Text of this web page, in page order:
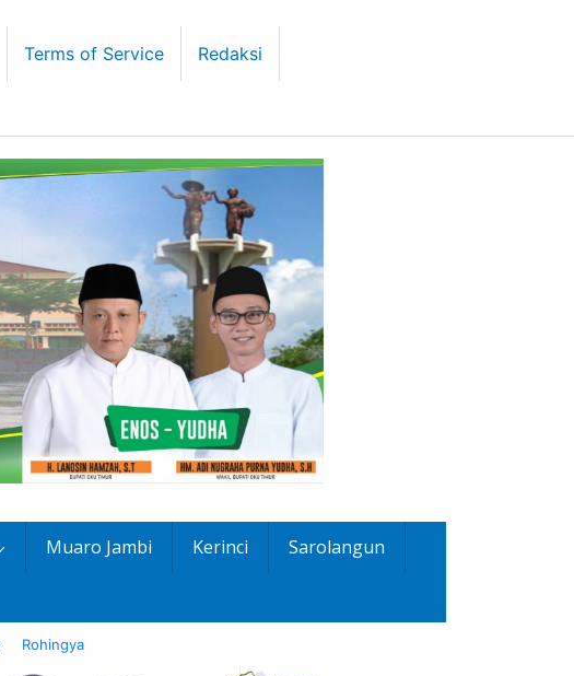
Terms of Service Redaksi
Muaro Jambi Kerinci Sarolangun
Rohingya